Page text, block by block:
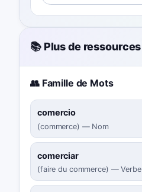
📚 Plus de ressources
👥 Famille de Mots
comercio
(commerce) — Nom
comerciar
(faire du commerce) —Verbe